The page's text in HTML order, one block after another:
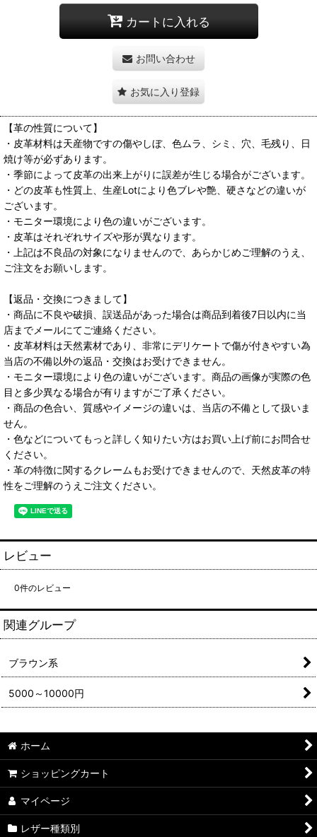
カートに入れる
お問い合わせ
お気に入り登録
【革の性質について】
・皮革材料は天産物ですの傷やしぼ、色ムラ、シミ、穴、毛残り、日
焼け等が必ずあります。
・季節によって皮革の出来上がりに誤差が生じる場合がございます。
・どの皮革も性質上、生産Lotにより色ブレや艶、硬さなどの違いが
ございます。
・モニター環境により色の違いがございます。
・皮革はそれぞれサイズや形が異なります。
・上記は不良品の対象になりませんので、あらかじめご理解のうえ、
ご注文をお願いします。
【返品・交換につきまして】
・商品に不良や破損、誤送品があった場合は商品到着後7日以内に当
店までメールにてご連絡ください。
・皮革材料は天然素材であり、非常にデリケートで傷が付きやすい為
当店の不備以外の返品・交換はお受けできません。
・モニター環境により色の違いがございます。商品の画像が実際の色
目と多少異なる場合が有りますがご了承ください。
・商品の色合い、質感やイメージの違いは、当店の不備として扱いま
せん。
・色などについてもっと詳しく知りたい方はお買い上げ前にお問合せ
ください。
・革の特徴に関するクレームもお受けできませんので、天然皮革の特
性をご理解のうえご注文ください。
レビュー
0件のレビュー
関連グループ
ブラウン系
5000～10000円
ホーム
ショッピングカート
マイページ
レザー種類別